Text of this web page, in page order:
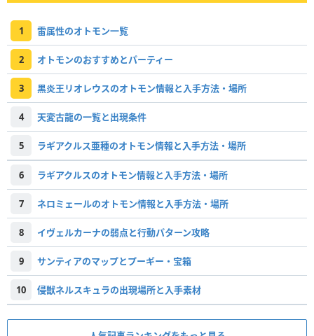
1 雷属性のオトモン一覧
2 オトモンのおすすめとパーティー
3 黒炎王リオレウスのオトモン情報と入手方法・場所
4 天変古龍の一覧と出現条件
5 ラギアクルス亜種のオトモン情報と入手方法・場所
6 ラギアクルスのオトモン情報と入手方法・場所
7 ネロミェールのオトモン情報と入手方法・場所
8 イヴェルカーナの弱点と行動パターン攻略
9 サンティアのマップとプーギー・宝箱
10 侵獣ネルスキュラの出現場所と入手素材